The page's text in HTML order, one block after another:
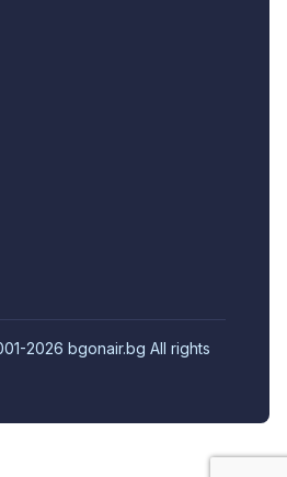
2026 bgonair.bg All rights